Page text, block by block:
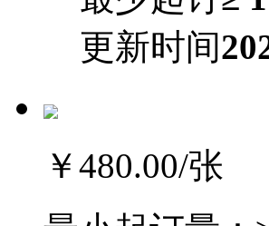
更新时间
￥480.00/张